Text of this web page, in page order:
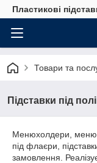
Пластикові
Товари та
Підставки під
Менюхолдери,
під флаєри,
замовлення.